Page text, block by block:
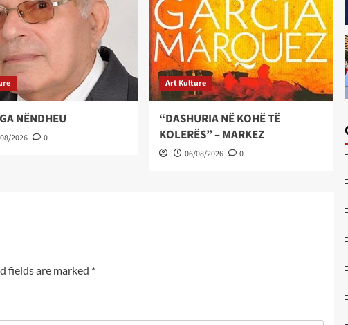
NËNDHEU
2026 0
Art Kulture
“DASHURIA NË KOHË TË
KOLERËS” – MARKEZ
06/08/2026 0
fields are marked *